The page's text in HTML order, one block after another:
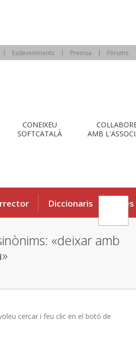
Esdeveniments Premsa Fòrums
CONEIXEU
SOFTCATALÀ
AMB
Diccionaris Eines
«deixar amb
cercar i feu clic en el botó de